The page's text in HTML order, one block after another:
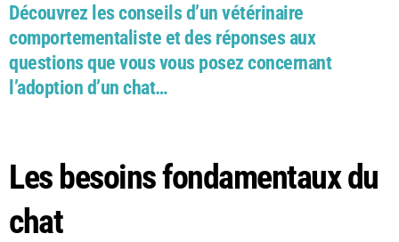
Découvrez les conseils d’un vétérinaire
comportementaliste et des réponses aux
questions que vous vous posez concernant
l’adoption d’un chat…
Les besoins fondamentaux du
chat